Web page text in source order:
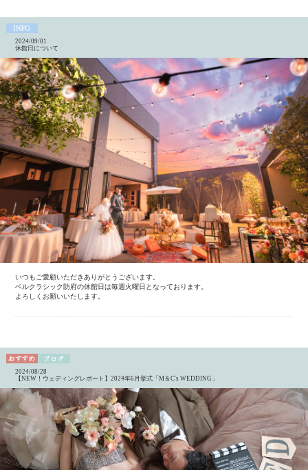
2024/09/01
休館日について
いつもご愛顧いただきありがとうございます。
ベルクラシック防府の休館日は毎週火曜日となっております。
よろしくお願いいたします。
2024/08/28
【NEW！ウェディングレポート】2024年6月挙式「M＆C's WEDDING」